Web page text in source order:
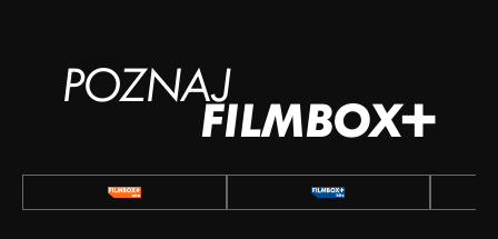
POZNAJ
FILMBOX+